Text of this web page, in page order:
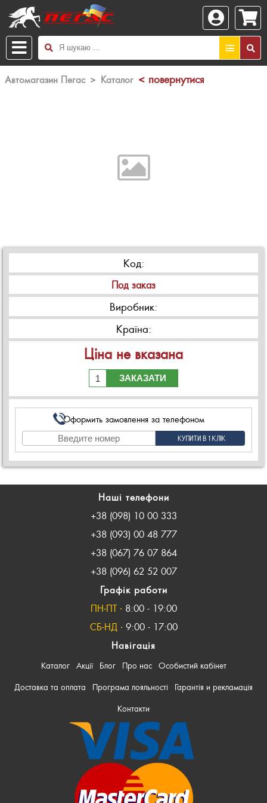
Автомагазин Пегас > Каталог < повернутися
Код:
Под заказ
Виробник:
Країна:
Ціна не вказана
ЗАКАЗАТИ
Оформить замовлення за телефоном
Наші телефони
+38 (098) 10 00 333
+38 (093) 00 48 777
+38 (067) 76 07 864
+38 (096) 62 52 007
Графік работи
ПН-ПТ ∙ 8:00 - 19:00
СБ-НД ∙ 9:00 - 17:00
Навігація
Каталог Акції Блог Про нас
Особистий кабінет
Доставка та оплата
Програма лояльності
Гарантія и рекламація
Контакти